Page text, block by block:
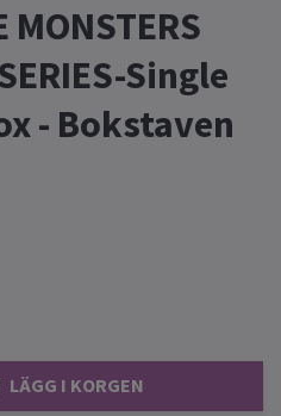
MONSTERS
Single
- Bokstaven
LÄGG I KORGEN